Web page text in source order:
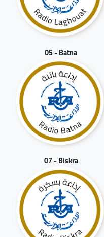
05 - Batna
07 - Biskra